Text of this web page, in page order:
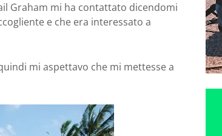
Graham mi ha contattato dicendomi
e che era interessato a
mi aspettavo che mi mettesse a